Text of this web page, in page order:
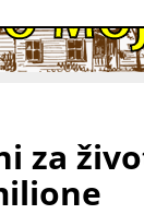
za